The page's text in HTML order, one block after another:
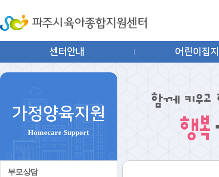
센터안내 어린이집
가정양육지원
Homecare Support
부모상담